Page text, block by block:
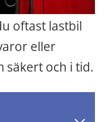
oftast lastbil
eller
säkert och i tid.